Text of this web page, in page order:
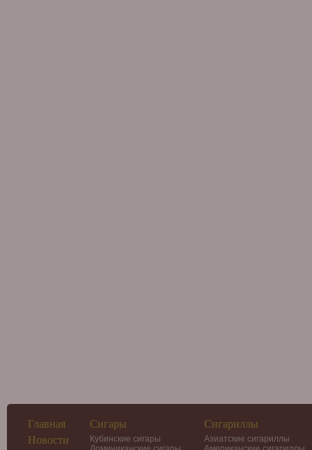
Главная
Новости
Сигары
Кубинские сигары
Сигариллы
Азиатские сигариллы